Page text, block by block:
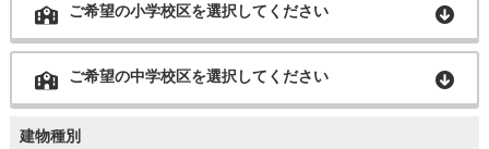
ご希望の小学校区を選択してください
ご希望の中学校区を選択してください
建物種別